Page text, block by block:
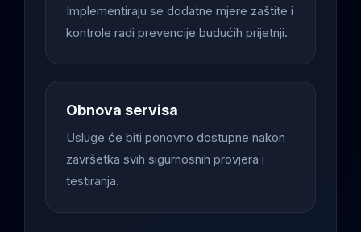
Implementiraju se dodatne mjere zaštite i
kontrole radi prevencije budućih prijetnji.
Obnova servisa
Usluge će biti ponovno dostupne nakon
završetka svih sigurnosnih provjera i
testiranja.